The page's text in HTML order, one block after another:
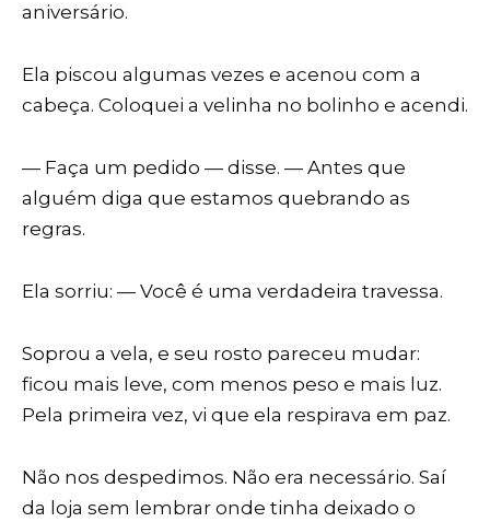
aniversário.
Ela piscou algumas vezes e acenou com a
cabeça. Coloquei a velinha no bolinho e acendi.
— Faça um pedido — disse. — Antes que
alguém diga que estamos quebrando as
regras.
Ela sorriu: — Você é uma verdadeira travessa.
Soprou a vela, e seu rosto pareceu mudar:
ficou mais leve, com menos peso e mais luz.
Pela primeira vez, vi que ela respirava em paz.
Não nos despedimos. Não era necessário. Saí
da loja sem lembrar onde tinha deixado o